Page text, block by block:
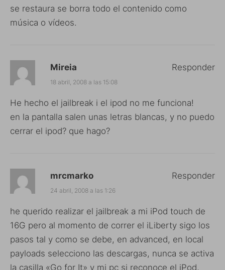
se restaura se borra todo el contenido como
música o vídeos.
Mireia
18 abril, 2008 a las 15:08
He hecho el jailbreak i el ipod no me funciona!
en la pantalla salen unas letras blancas, y no puedo
cerrar el ipod? que hago?
Responder
mrcmarko
24 abril, 2008 a las 1:26
he querido realizar el jailbreak a mi iPod touch de
16G pero al momento de correr el iLiberty sigo los
pasos tal y como se debe, en advanced, en local
payloads selecciono las descargas, nunca se activa
la casilla «Go for It» y mi pc si reconoce el iPod,
Responder